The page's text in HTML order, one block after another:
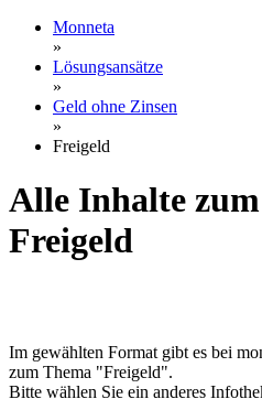
Monneta
»
Lösungsansätze
»
Geld ohne Zinsen
»
Freigeld
Alle Inhalte
Freigeld
Im gewählten Format gibt es bei
zum Thema "Freigeld".
Bitte wählen Sie ein anderes